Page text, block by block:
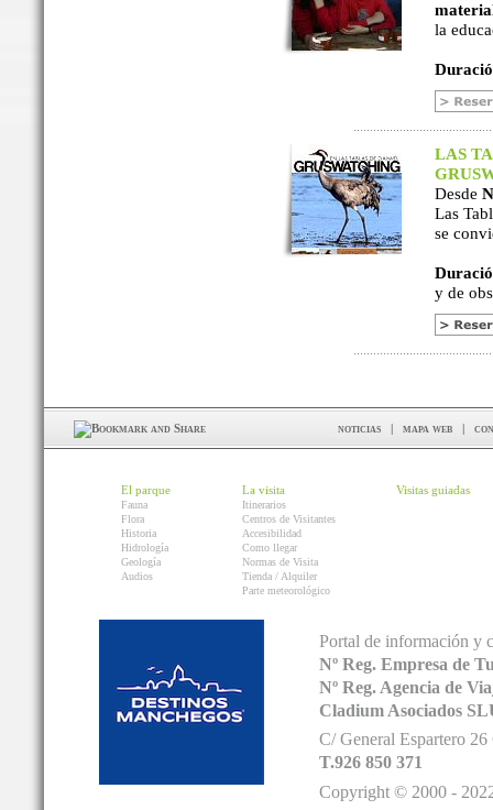
la
LAS
Desde
Las
se
y de
noticias | mapa web |
El parque
Fauna
Flora
Historia
Hidrología
Geología
Audios
La visita
Itinerarios
Centros de Visitantes
Accesibilidad
Como llegar
Normas de Visita
Tienda / Alquiler
Parte meteorológico
Visitas guiadas
Portal de información y
Nº Reg. Empresa de
Nº Reg. Agencia de
Cladium Asociados
C/ General Espartero
T.926 850 371
Copyright © 2000 -